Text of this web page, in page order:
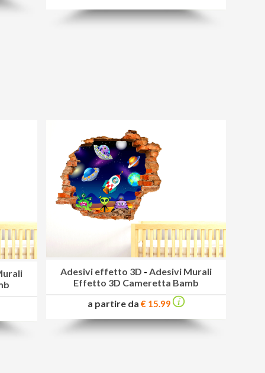
Adesivi effetto 3D - Adesivi Murali
Effetto 3D Cameretta Bamb
a partire da € 15.99